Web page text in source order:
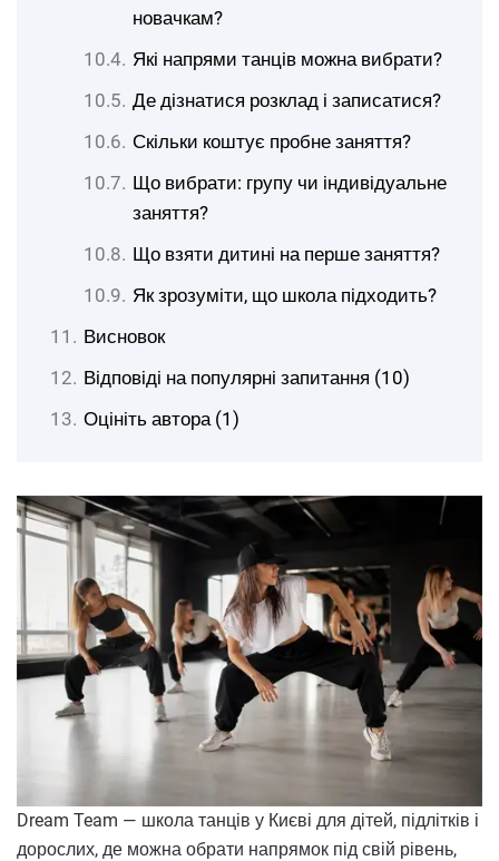
новачкам?
Які напрями танців можна вибрати?
Де дізнатися розклад і записатися?
Скільки коштує пробне заняття?
Що вибрати: групу чи індивідуальне
заняття?
Що взяти дитині на перше заняття?
Як зрозуміти, що школа підходить?
Висновок
Відповіді на популярні запитання (10)
Оцініть автора (1)
Dream Team — школа танців у Києві для дітей, підлітків і
дорослих, де можна обрати напрямок під свій рівень,